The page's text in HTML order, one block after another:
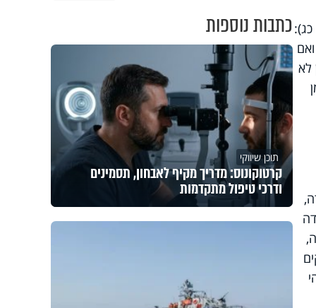
לא
כתבות נוספות
תוכן שיווקי
קרטוקונוס: מדריך מקיף לאבחון, תסמינים
ודרכי טיפול מתקדמות